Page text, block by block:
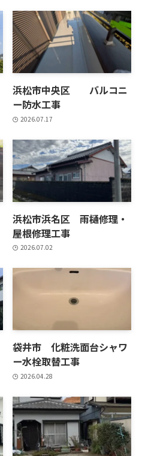
浜松市中央区 バルコニ
ー防水工事
2026.07.17
浜松市浜名区 雨樋修理・
屋根修理工事
2026.07.02
袋井市 化粧洗面台シャワ
ー水栓取替工事
2026.04.28